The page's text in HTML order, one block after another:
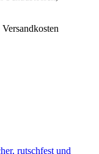
rutschfest und